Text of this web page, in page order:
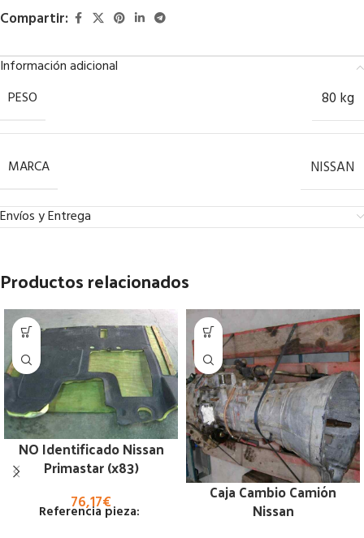
Compartir:
Información adicional
PESO
80 kg
MARCA NISSAN
Envíos y Entrega
Productos relacionados
NO Identificado Nissan
Primastar (x83)
76,17€
Referencia pieza:
Caja Cambio Camión
Nissan